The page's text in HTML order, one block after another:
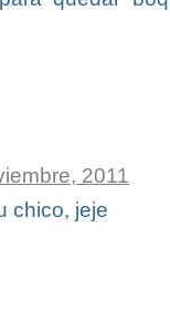
2011
chico, jeje